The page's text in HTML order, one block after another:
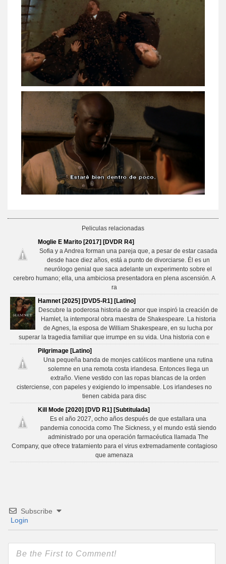
Peliculas relacionadas
Moglie E Marito [2017] [DVDR R4]
Sofia y a Andrea forman una pareja que, a pesar de estar casada
desde hace diez años, está a punto de divorciarse. Él es un
neurólogo genial que saca adelante un experimento sobre el
cerebro humano; ella, una ambiciosa presentadora en plena ascensión. A
ra
Hamnet [2025] [DVD5-R1] [Latino]
Descubre la poderosa historia de amor que inspiró la creación de
Hamlet, la intemporal obra maestra de Shakespeare. La historia
de Agnes, la esposa de William Shakespeare, en su lucha por
superar la tragedia familiar que irrumpe en su vida. Una historia con e
Pilgrimage [Latino]
Una pequeña banda de monjes católicos mantiene una rutina
solemne en una remota costa irlandesa. Entonces llega un
extraño. Viene vestido con las ropas blancas de la orden
cisterciense, con papeles y exigiendo lo impensable. Los irlandeses no
tienen cabida para disc
Kill Mode [2020] [DVD R1] [Subtitulada]
Es el año 2027, ocho años después de que estallara una
pandemia conocida como The Sickness, y el mundo está siendo
administrado por una operación farmacéutica llamada The
Company, que ofrece tratamiento para el virus extremadamente contagioso
que amenaza
Subscribe
Login